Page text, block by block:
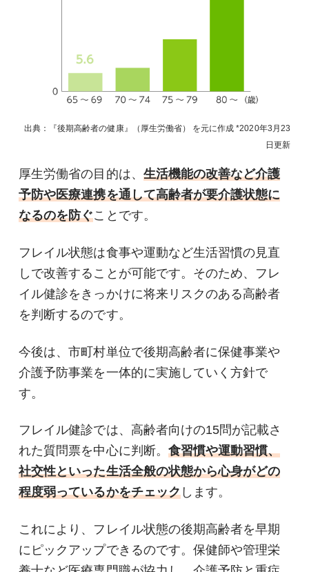
出典：『後期高齢者の健康』（厚生労働省） を元に作成 2020年3月23
日 更新
厚生労働省の目的は、 生活機能の改善など介護
予防や医療連携を通して高齢者が要介護状態に
なるのを防ぐことです。
フレイル状態は食事や運動など生活習慣の見直
しで改善することが可能です。そのため、フレ
イル健診をきっかけに将来リスクのある高齢者
を判断するのです。
今後は、市町村単位で後期高齢者に保健事業や
介護予防事業を一体的に実施していく方針で
す。
フレイル健診では、高齢者向けの15問が記載さ
れた質問票を中心に判断。 食習慣や運動習慣、
社交性といった生活全般の状態から心身がどの
程度弱っているかをチェックします。
これにより、フレイル状態の後期高齢者を早期
にピックアップできるのです。保健師や管理栄